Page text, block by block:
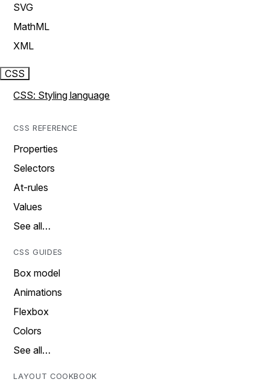
SVG
MathML
XML
CSS
CSS: Styling language
CSS REFERENCE
Properties
Selectors
At-rules
Values
See all…
CSS GUIDES
Box model
Animations
Flexbox
Colors
See all…
LAYOUT COOKBOOK